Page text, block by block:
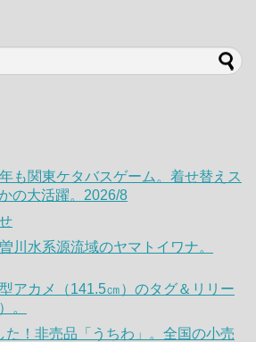
も関東ケタバスゲーム。着せ替えス
の大活躍。2026/8
川水系源流域のヤマトイワナ。
アカメ（141.5㎝）のタグ＆リリー
。
た！非売品「うちわ」。全国の小売